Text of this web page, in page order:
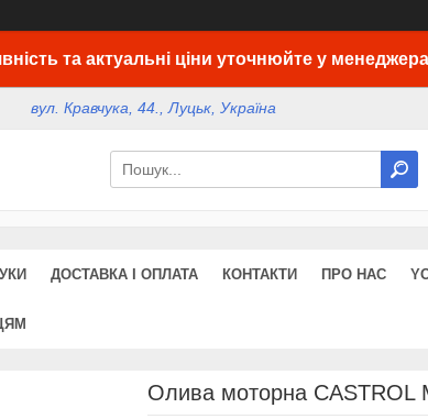
та актуальні ціни уточнюйте у
вул. Кравчука, 44., Луцьк, Україна
ДОСТАВКА І ОПЛАТА КОНТАКТИ ПРО НАС
Олива моторна CASTROL